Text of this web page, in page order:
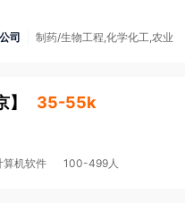
司 制药/生物工程,化学化工,农业
】 35-55k
算机软件 100-499人